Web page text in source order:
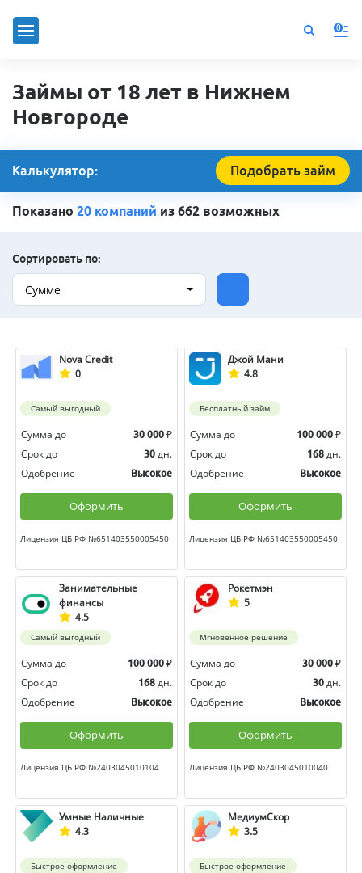
0
Займы от 18 лет в Нижнем
Новгороде
Калькулятор: Подобрать займ
Показано 20 компаний из 662 возможных
Сортировать по:
Сумме
Nova Credit
0
Самый выгодный
Сумма до 30 000 ₽
Срок до
30 дн.
Одобрение
Высокое
Оформить
Лицензия ЦБ РФ №651403550005450
Джой Мани
4.8
Бесплатный займ
Сумма до 100 000 ₽
Срок до
168 дн.
Одобрение
Высокое
Оформить
Лицензия ЦБ РФ №651403550005450
Занимательные
финансы
4.5
Самый выгодный
Сумма до 100 000 ₽
Срок до
168 дн.
Одобрение
Высокое
Оформить
Лицензия ЦБ РФ №2403045010104
Рокетмэн
5
Мгновенное решение
Сумма до 30 000 ₽
Срок до
30 дн.
Одобрение
Высокое
Оформить
Лицензия ЦБ РФ №2403045010040
Умные Наличные
4.3
Быстрое оформление
МедиумСкор
3.5
Быстрое оформление